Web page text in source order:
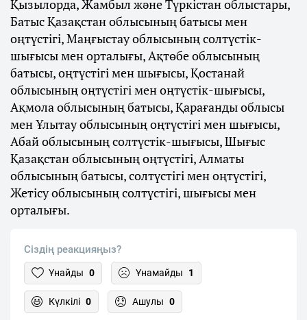
Қызылорда, Жамбыл және Түркістан облыстары,
Батыс Қазақстан облысының батысы мен
оңтүстігі, Маңғыстау облысының солтүстік-
шығысы мен орталығы, Ақтөбе облысының
батысы, оңтүстігі мен шығысы, Қостанай
облысының оңтүстігі мен оңтүстік-шығысы,
Ақмола облысының батысы, Қарағанды облысы
мен Ұлытау облысының оңтүстігі мен шығысы,
Абай облысының солтүстік-шығысы, Шығыс
Қазақстан облысының оңтүстігі, Алматы
облысының батысы, солтүстігі мен оңтүстігі,
Жетісу облысының солтүстігі, шығысы мен
орталығы.
Сіздің реакцияңыз?
Ұнайды 0 Ұнамайды 1
Күлкілі 0 Ашулы 0